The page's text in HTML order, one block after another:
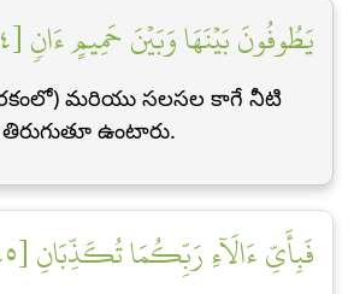
يَطُوفُونَ بَيۡنَهَا وَبَيۡنَ حَمِيمٍ ءَانٖ [٤٤]
మరియు సలసల కాగే నీటి
ఉంటారు.
فَبِأَيِّ ءَالَآءِ رَبِّكُمَا تُكَذِّبَانِ [٤٥]